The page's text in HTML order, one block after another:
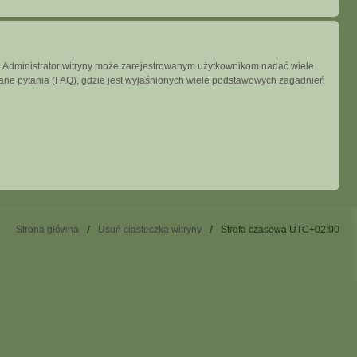
witryny może zarejestrowanym użytkownikom nadać wiele
pytania (FAQ), gdzie jest wyjaśnionych wiele podstawowych zagadnień
Strona główna Usuń ciasteczka witryny Strefa czasowa UTC+02:00